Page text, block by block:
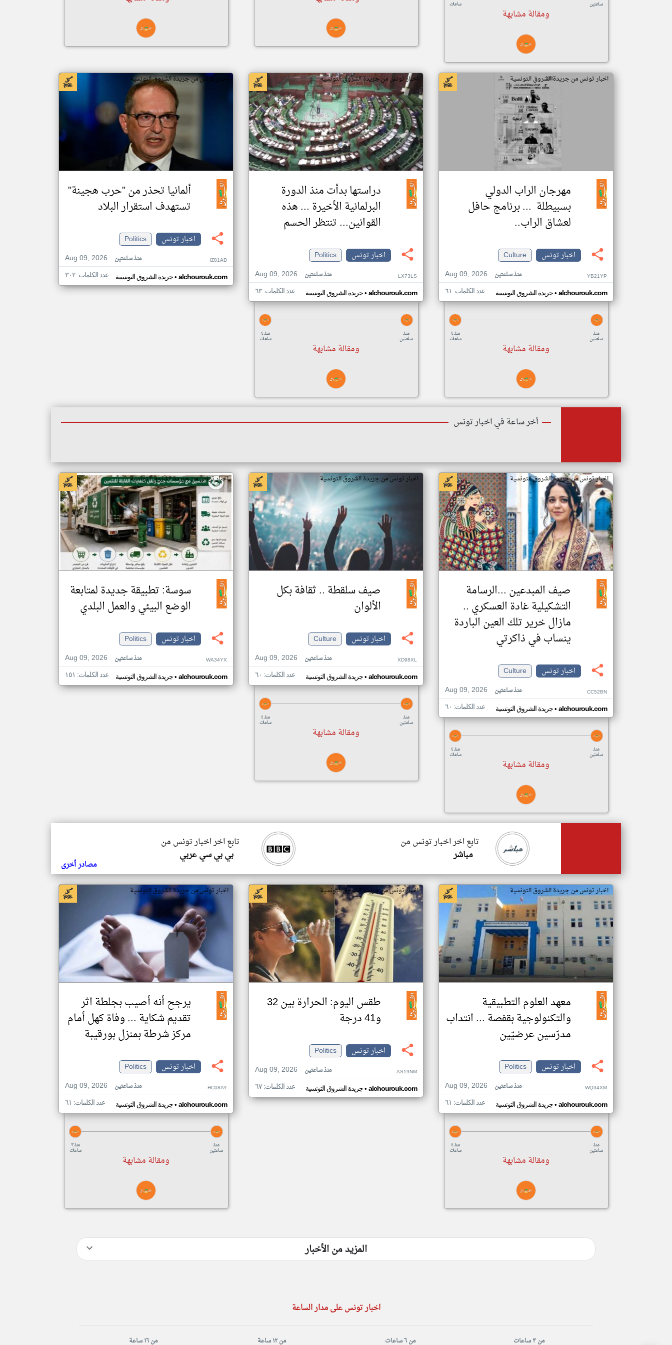
ساعات ساعتين
ومقالة مشابهة
اخبار تونس من جريدة الشروق التونسية
مهرجان الراب الدولي
بسبيطلة ... برنامج حافل
لعشاق الراب..
اخبار تونس
Culture
Aug 09, 2026
منذ ساعتين YB21YP
جريدة الشروق التونسية• alchourouk.com عدد الكلمات: ٦١
منذ ٤
ساعات
منذ
ساعتين
ومقالة مشابهة
اخبار تونس من جريدة الشروق التونسية
دراستها بدأت منذ الدورة
البرلمانية الأخيرة ... هذه
القوانين... تنتظر الحسم
اخبار تونس
Politics
Aug 09, 2026
منذ ساعتين LX73LS
جريدة الشروق التونسية• alchourouk.com عدد الكلمات: ٦٣
منذ ٤
ساعات
منذ
ساعتين
ومقالة مشابهة
اخبار تونس من جريدة الشروق التونسية
ألمانيا تحذر من "حرب هجينة"
تستهدف استقرار البلاد
اخبار تونس
Politics
Aug 09, 2026
منذ ساعتين IZ81AD
جريدة الشروق التونسية• alchourouk.com عدد الكلمات: ٣٠٢
أخر ساعة في اخبار تونس
اخبار تونس من جريدة الشروق التونسية
صيف المبدعين ...الرسامة
التشكيلية غادة العسكري ..
مازال خرير تلك العين الباردة
ينساب في ذاكرتي
اخبار تونس
Culture
Aug 09, 2026
منذ ساعتين CC52BN
جريدة الشروق التونسية• alchourouk.com عدد الكلمات: ٦٠
منذ ٤
ساعات
منذ
ساعتين
ومقالة مشابهة
اخبار تونس من جريدة الشروق التونسية
صيف سلقطة .. ثقافة بكل
الألوان
اخبار تونس
Culture
Aug 09, 2026
منذ ساعتين XD98XL
جريدة الشروق التونسية• alchourouk.com عدد الكلمات: ٦٠
منذ ٤
ساعات
منذ
ساعتين
ومقالة مشابهة
اخبار تونس من جريدة الشروق التونسية
سوسة: تطبيقة جديدة لمتابعة
الوضع البيئي والعمل البلدي
اخبار تونس
Politics
Aug 09, 2026
منذ ساعتين WA34YX
جريدة الشروق التونسية• alchourouk.com عدد الكلمات: ١٥١
تابع اخر اخبار تونس من
بي بي سي عربي
تابع اخر اخبار تونس من
مباشر
مصادر أخرى
اخبار تونس من جريدة الشروق التونسية
معهد العلوم التطبيقية
والتكنولوجية بقفصة ... انتداب
مدرّسين عرضيّين
اخبار تونس
Politics
Aug 09, 2026
منذ ساعتين WQ34XM
جريدة الشروق التونسية• alchourouk.com عدد الكلمات: ٦١
منذ ٤
ساعات
منذ
ساعتين
ومقالة مشابهة
اخبار تونس من جريدة الشروق التونسية
طقس اليوم: الحرارة بين 32
و41 درجة
اخبار تونس
Politics
Aug 09, 2026
منذ ساعتين AS19NM
جريدة الشروق التونسية• alchourouk.com عدد الكلمات: ٦٧
اخبار تونس من جريدة الشروق التونسية
يرجح أنه أصيب بجلطة اثر
تقديم شكاية ... وفاة كهل أمام
مركز شرطة بمنزل بورقيبة
اخبار تونس
Politics
Aug 09, 2026
منذ ساعتين HC08AY
جريدة الشروق التونسية• alchourouk.com عدد الكلمات: ٦١
منذ ٣
ساعات
منذ
ساعتين
ومقالة مشابهة
المزيد من الأخبار
اخبار تونس على مدار الساعة
من ٣ ساعات من ٦ ساعات من ١٢ ساعة من ١٦ ساعة